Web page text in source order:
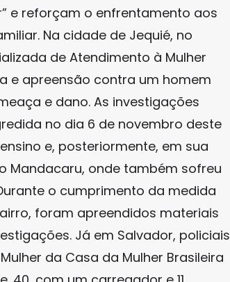
e reforçam o enfrentamento aos
Na cidade de Jequié, no
de Atendimento à Mulher
e apreensão contra um homem
e dano. As investigações
no dia 6 de novembro deste
e, posteriormente, em sua
Mandacaru, onde também sofreu
o cumprimento da medida
foram apreendidos materiais
Já em Salvador, policiais
da Casa da Mulher Brasileira